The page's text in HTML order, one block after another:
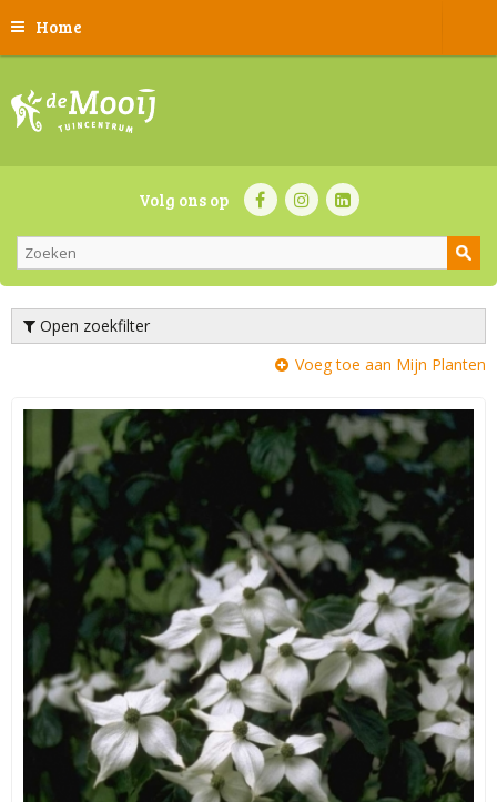
Home
Volg ons op
Open zoekfilter
Voeg toe aan Mijn Planten